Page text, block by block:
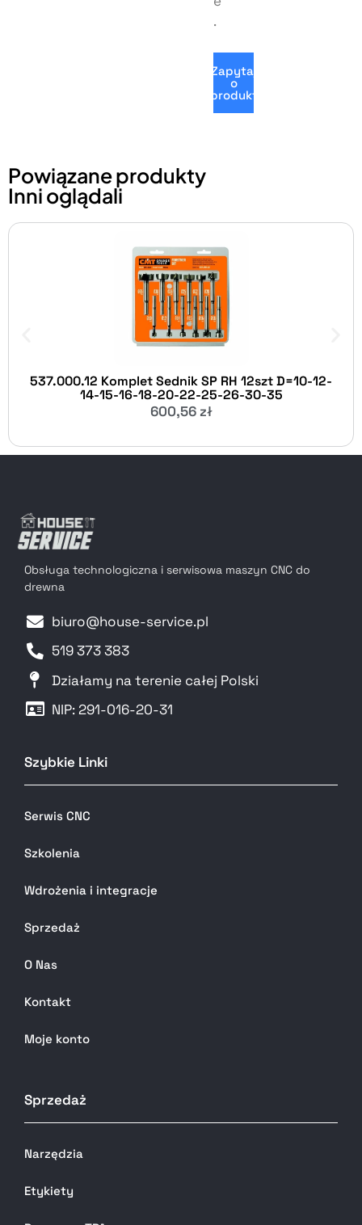
.
Zapytaj
o
produkt
Powiązane produkty
Inni oglądali
537.000.12 Komplet Sednik SP RH 12szt D=10-12-
14-15-16-18-20-22-25-26-30-35
600,56 zł
Obsługa technologiczna i serwisowa maszyn CNC do
drewna
biuro@house-service.pl
519 373 383
Działamy na terenie całej Polski
NIP: 291-016-20-31​
Szybkie Linki
Serwis CNC
Szkolenia
Wdrożenia i integracje
Sprzedaż
O Nas
Kontakt
Moje konto
Sprzedaż
Narzędzia
Etykiety